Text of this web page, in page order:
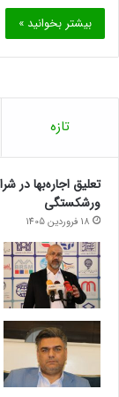
بیشتر بخوانید »
تازه
تعلیق اجاره‌بها در
ورشکستگی
18 فروردین 1405